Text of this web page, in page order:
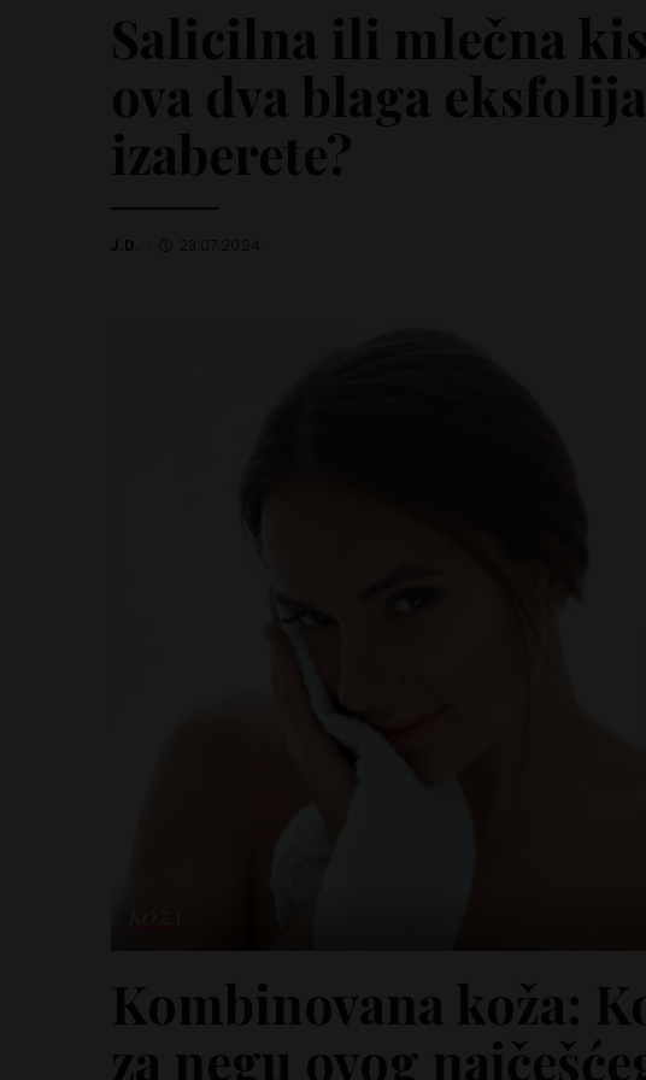
Salicilna ili mlečna
ova dva blaga
izaberete?
Posted
J.D. 23.07.2024.
Kombinovana koža:
za negu ovog